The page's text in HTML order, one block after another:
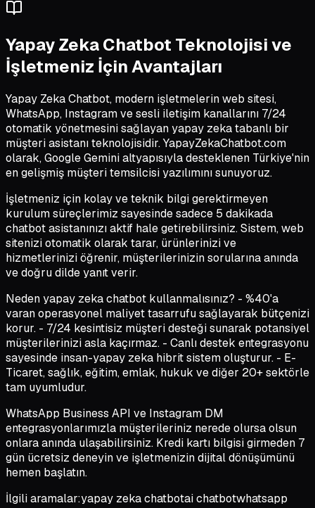
Yapay Zeka Chatbot Teknolojisi ve
İşletmeniz İçin Avantajları
Yapay Zeka Chatbot, modern işletmelerin web sitesi,
WhatsApp, Instagram ve sesli iletişim kanallarını 7/24
otomatik yönetmesini sağlayan yapay zeka tabanlı bir
müşteri asistanı teknolojisidir. YapayZekaChatbot.com
olarak, Google Gemini altyapısıyla desteklenen Türkiye'nin
en gelişmiş müşteri temsilcisi yazılımını sunuyoruz.
İşletmeniz için kolay ve teknik bilgi gerektirmeyen
kurulum süreçlerimiz sayesinde sadece 5 dakikada
chatbot asistanınızı aktif hale getirebilirsiniz. Sistem, web
sitenizi otomatik olarak tarar, ürünlerinizi ve
hizmetlerinizi öğrenir, müşterilerinizin sorularına anında
ve doğru dilde yanıt verir.
Neden yapay zeka chatbot kullanmalısınız? - %40'a
varan operasyonel maliyet tasarrufu sağlayarak bütçenizi
korur. - 7/24 kesintisiz müşteri desteği sunarak potansiyel
müşterilerinizi asla kaçırmaz. - Canlı destek entegrasyonu
sayesinde insan-yapay zeka hibrit sistem oluşturur. - E-
Ticaret, sağlık, eğitim, emlak, hukuk ve diğer 20+ sektörle
tam uyumludur.
WhatsApp Business API ve Instagram DM
entegrasyonlarımızla müşterileriniz nerede olursa olsun
onlara anında ulaşabilirsiniz. Kredi kartı bilgisi girmeden 7
gün ücretsiz deneyin ve işletmenizin dijital dönüşümünü
hemen başlatın.
İlgili aramalar:yapay zeka chatbotai chatbotwhatsapp